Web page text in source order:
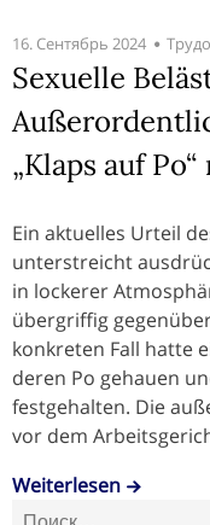
16. Сентябрь 2024
Sexuelle
„Klaps auf
Ein aktuelles Urteil
unterstreicht
in lockerer
übergriffig
konkreten Fall hatte
deren Po gehauen
festgehalten. Die
vor dem
Weiterlesen
Найти: